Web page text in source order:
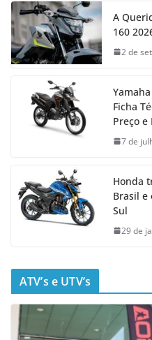
A
160
2 de
Ficha
Preço e
7 de
Honda
Brasil e
Sul
29 de
ATV’s e UTV’s